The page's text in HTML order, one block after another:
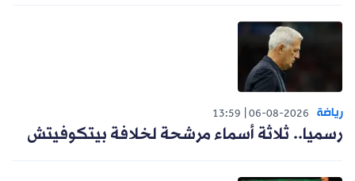
رياضة 06-08-2026
13:59
رسميا.. ثلاثة أسماء مرشحة لخلافة بيتكوفيتش